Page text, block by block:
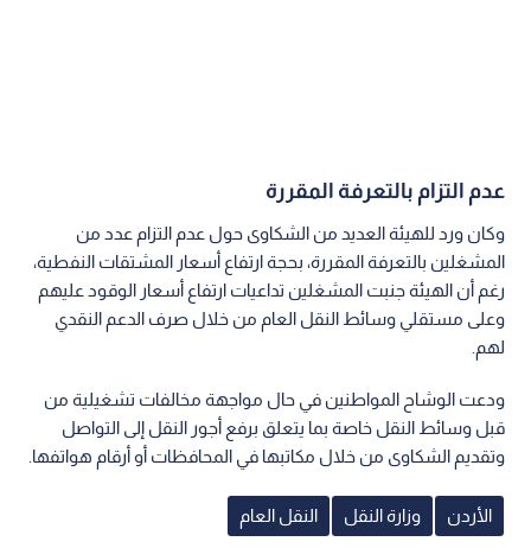
عدم التزام بالتعرفة المقررة
وكان ورد للهيئة العديد من الشكاوى حول عدم التزام عدد من
المشغلين بالتعرفة المقررة، بحجة ارتفاع أسعار المشتقات النفطية،
رغم أن الهيئة جنبت المشغلين تداعيات ارتفاع أسعار الوقود عليهم
وعلى مستقلي وسائط النقل العام من خلال صرف الدعم النقدي
لهم.
ودعت الوشاح المواطنين في حال مواجهة مخالفات تشغيلية من
قبل وسائط النقل خاصة بما يتعلق برفع أجور النقل إلى التواصل
وتقديم الشكاوى من خلال مكاتبها في المحافظات أو أرقام هواتفها.
الأردن وزارة النقل النقل العام